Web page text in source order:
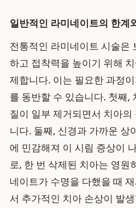
일반적인 라미네이트의 한계
전통적인 라미네이트 시술은
하고 접착력을 높이기 위해
제합니다. 이는 필요한 과정
를 동반할 수 있습니다. 첫째,
질이 일부 제거되면서 치아
니다. 둘째, 신경과 가까운 상
에 민감해져 이 시림 증상이
로, 한 번 삭제된 치아는 영원
네이트가 수명을 다했을 때
서 추가적인 치아 손상이 발